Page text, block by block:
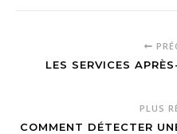
LES SERVICES
PLUS
COMMENT DÉTECTER